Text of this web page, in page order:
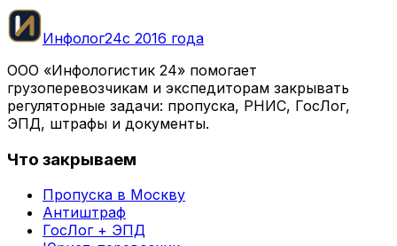
Инфолог24с 2016 года
ООО «Инфологистик 24» помогает
грузоперевозчикам и экспедиторам закрывать
регуляторные задачи: пропуска, РНИС, ГосЛог,
ЭПД, штрафы и документы.
Что закрываем
Пропуска в Москву
Антиштраф
ГосЛог + ЭПД